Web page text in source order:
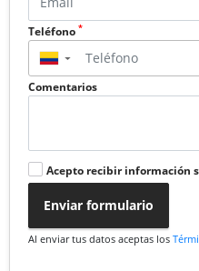
Teléfono *
▼
Comentarios
Acepto recibir información
Enviar formulario
Al enviar tus datos aceptas los